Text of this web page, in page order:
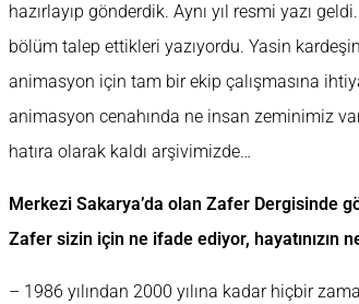
hazırlayıp gönderdik. Aynı yıl resmi yazı
bölüm talep ettikleri yazıyordu. Yasin
animasyon için tam bir ekip çalışmasına
animasyon cenahında ne insan zeminimiz
hatıra olarak kaldı arşivimizde…
Merkezi Sakarya’da olan Zafer Dergisinde
Zafer sizin için ne ifade ediyor, hayatınızın
– 1986 yılından 2000 yılına kadar hiçbir